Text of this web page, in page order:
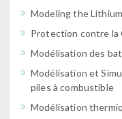
Modeling the
Protection contre la
Modélisation des
Modélisation et
piles à combustible
Modélisation